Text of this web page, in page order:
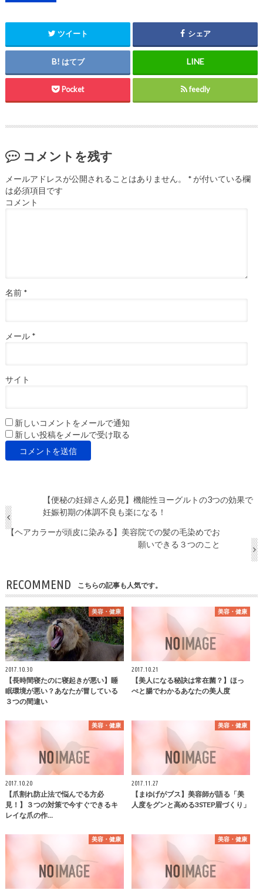
ツイート シェア
はてブ
Pocket feedly
コメントを残す
メールアドレスが公開されることはありません。 *が付いている欄
は必須項目です
コメント
名前 *
メール *
サイト
新しいコメントをメールで通知
新しい投稿をメールで受け取る
【便秘の妊婦さん必見】機能性ヨーグルトの3つの効果で
妊娠初期の体調不良も楽になる！
【ヘアカラーが頭皮に染みる】美容院での髪の毛染めでお
願いできる３つのこと
RECOMMEND こちらの記事も人気です。
美容・健康
2017.10.30
【長時間寝たのに寝起きが悪い】睡
眠環境が悪い？あなたが冒している
３つの間違い
美容・健康
2017.10.21
【美人になる秘訣は常在菌？】ほっ
ぺと腸でわかるあなたの美人度
美容・健康
2017.10.20
【爪割れ防止法で悩んでる方必
見！】３つの対策で今すぐできるキ
レイな爪の作…
美容・健康
2017.11.27
【まゆげがブス】美容師が語る「美
人度をグンと高める3STEP眉づくり」
美容・健康 美容・健康